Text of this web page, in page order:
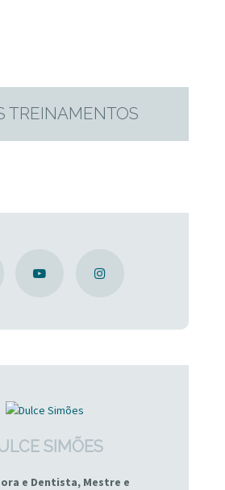
TREINAMENTOS
SIMÕES
e Dentista, Mestre e